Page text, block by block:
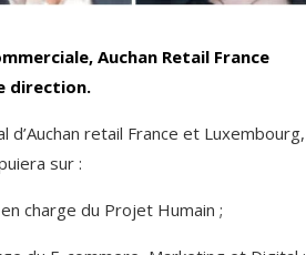
Auchan Retail France
direction.
retail France et Luxembourg,
sur :
charge du Projet Humain ;